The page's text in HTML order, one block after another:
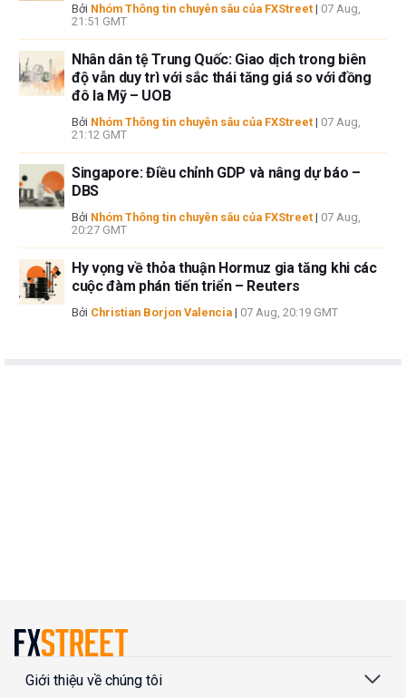
Bởi Nhóm Thông tin chuyên sâu của FXStreet | 07 Aug,
21:51 GMT
Nhân dân tệ Trung Quốc: Giao dịch trong biên
độ vẫn duy trì với sắc thái tăng giá so với đồng
đô la Mỹ – UOB
Bởi Nhóm Thông tin chuyên sâu của FXStreet | 07 Aug,
21:12 GMT
Singapore: Điều chỉnh GDP và nâng dự báo –
DBS
Bởi Nhóm Thông tin chuyên sâu của FXStreet | 07 Aug,
20:27 GMT
Hy vọng về thỏa thuận Hormuz gia tăng khi các
cuộc đàm phán tiến triển – Reuters
Bởi Christian Borjon Valencia | 07 Aug, 20:19 GMT
Giới thiệu về chúng tôi